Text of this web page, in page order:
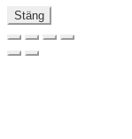
Stäng